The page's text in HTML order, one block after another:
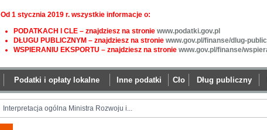
Od 1 stycznia 2019 r. wszystkie informacje o:
PODATKACH I CLE – znajdziesz na stronie www.podatki.gov.pl
DŁUGU PUBLICZNYM – znajdziesz na stronie www.gov.pl/finanse/dlug-
WSPIERANIU EKSPORTU – znajdziesz na stronie www.gov.pl/finanse/
Podatki i opłaty lokalne Inne podatki Cło Dług publiczny
Interpretacja ogólna Ministra Rozwoju i...